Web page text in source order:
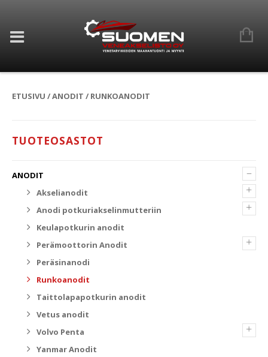
ETUSIVU /ANODIT / RUNKOANODIT
TUOTEOSASTOT
–
ANODIT
+
Akselianodit
+
Anodi potkuriakselinmutteriin
Keulapotkurin anodit
+
Perämoottorin Anodit
Peräsinanodi
Runkoanodit
Taittolapapotkurin anodit
Vetus anodit
+
Volvo Penta
Yanmar Anodit